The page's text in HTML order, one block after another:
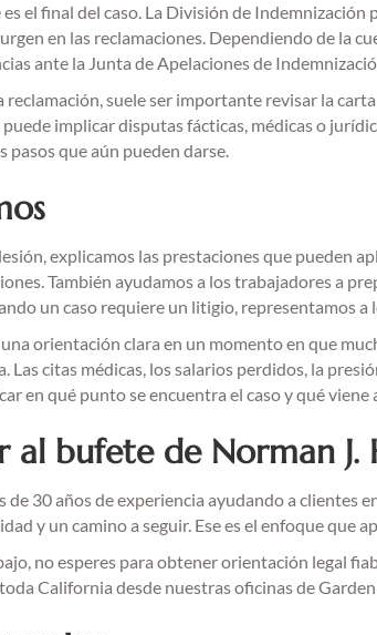
el final del caso. La División de
en las reclamaciones. Dependiendo de la
ante la Junta de Apelaciones de
reclamación, suele ser importante revisar la
implicar disputas fácticas, médicas o
que aún pueden darse.
explicamos las prestaciones que pueden
También ayudamos a los trabajadores a
un caso requiere un litigio, representamos
orientación clara en un momento en que
Las citas médicas, los salarios perdidos, la
en qué punto se encuentra el caso y qué viene
al bufete de Norman J.
30 años de experiencia ayudando a clientes
y un camino a seguir. Ese es el enfoque que
no esperes para obtener orientación legal
California desde nuestras oficinas de